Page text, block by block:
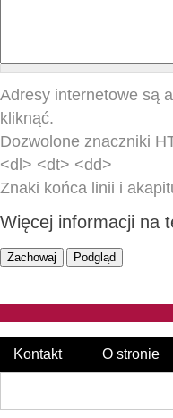
Adresy internetowe są
kliknąć.
Dozwolone znaczniki
<dl> <dt> <dd>
Znaki końca linii i
Więcej informacji na
Kontakt O stronie